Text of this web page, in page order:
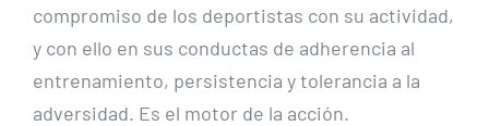
compromiso de los deportistas con su actividad,
y con ello en sus conductas de adherencia al
entrenamiento, persistencia y tolerancia a la
adversidad. Es el motor de la acción.